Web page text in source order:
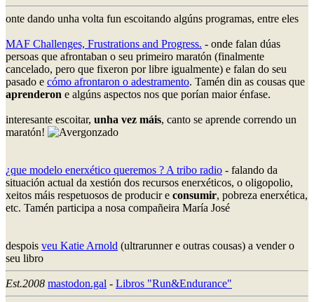
onte dando unha volta fun escoitando algúns programas, entre eles
MAF Challenges, Frustrations and Progress. - onde falan dúas
persoas que afrontaban o seu primeiro maratón (finalmente
cancelado, pero que fixeron por libre igualmente) e falan do seu
pasado e cómo afrontaron o adestramento. Tamén din as cousas que
aprenderon e algúns aspectos nos que porían maior énfase.
interesante escoitar, unha vez máis, canto se aprende correndo un
maratón!
¿que modelo enerxético queremos ? A tribo radio - falando da
situación actual da xestión dos recursos enerxéticos, o oligopolio,
xeitos máis respetuosos de producir e consumir, pobreza enerxética,
etc. Tamén participa a nosa compañeira María José
despois veu Katie Arnold (ultrarunner e outras cousas) a vender o
seu libro
Est.2008 mastodon.gal - Libros "Run&Endurance"